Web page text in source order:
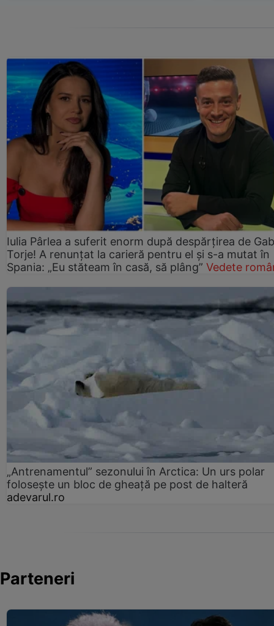
Iulia Pârlea a suferit enorm după despărțirea de
Torje! A renunțat la carieră pentru el și s-a mutat în
Spania: „Eu stăteam în casă, să plâng” Vedete
„Antrenamentul” sezonului în Arctica: Un urs polar
folosește un bloc de gheață pe post de halteră
adevarul.ro
Parteneri